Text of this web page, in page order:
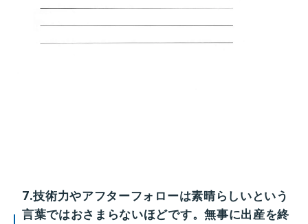
7.技術力やアフターフォローは素晴らしいという
言葉ではおさまらないほどです。無事に出産を終